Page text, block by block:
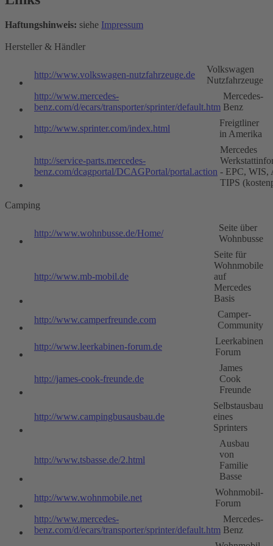
Haftungshinweis: siehe Impressum
Hersteller & Händler
http://www.volkswagen-nutzfahrzeuge.de
Volkswagen
Nutzfahrzeuge
http://www.mercedes-
benz.com/d/ecars/transporter/sprinter/default.htm
Mercedes-
Benz
http://www.sprinter.com/index.html
Freigtliner
in Amerika
http://service-parts.mercedes-
benz.com/dcagportal/DCAGPortal/portal.action
Mercedes
- EPC, WIS,
TIPS
Camping
http://www.wohnbusse.de/Home/
Seite über
Wohnbusse
http://www.mb-mobil.de
Seite für
Wohnmobile
auf
Mercedes
Basis
http://www.camperfreunde.com
Camper-
Community
http://www.leerkabinen-forum.de
Leerkabinen
Forum
http://james-cook-freunde.de
James
Cook
Freunde
http://www.campingbusausbau.de
Selbstausbau
eines
Sprinters
http://www.tsbasse.de/2.html
Ausbau
von
Familie
Basse
http://www.wohnmobile.net
Wohnmobil-
Forum
http://www.mercedes-
benz.com/d/ecars/transporter/sprinter/default.htm
Mercedes-
Benz